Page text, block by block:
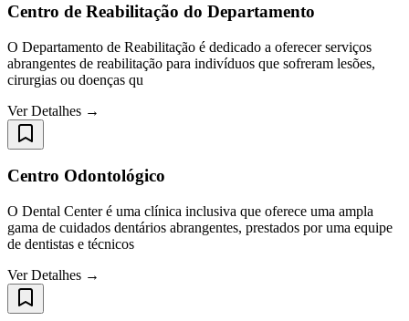
Centro de Reabilitação do Departamento
O Departamento de Reabilitação é dedicado a oferecer serviços
abrangentes de reabilitação para indivíduos que sofreram lesões,
cirurgias ou doenças qu
Ver Detalhes →
Centro Odontológico
O Dental Center é uma clínica inclusiva que oferece uma ampla
gama de cuidados dentários abrangentes, prestados por uma equipe
de dentistas e técnicos
Ver Detalhes →